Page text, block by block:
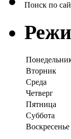
Поиск по
Вторник
Среда
Четверг
Пятница
Суббота
Воскресенье